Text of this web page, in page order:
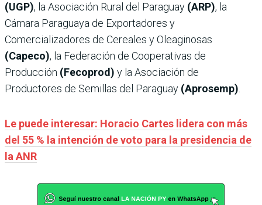
(UGP), la Asociación Rural del Paraguay (ARP), la
Cámara Paraguaya de Exportadores y
Comercializadores de Cereales y Oleaginosas
(Capeco), la Federación de Cooperativas de
Producción (Fecoprod) y la Asociación de
Productores de Semillas del Paraguay (Aprosemp)
Le puede interesar: Horacio Cartes lidera con más
del 55 % la intención de voto para la presidencia de
la ANR